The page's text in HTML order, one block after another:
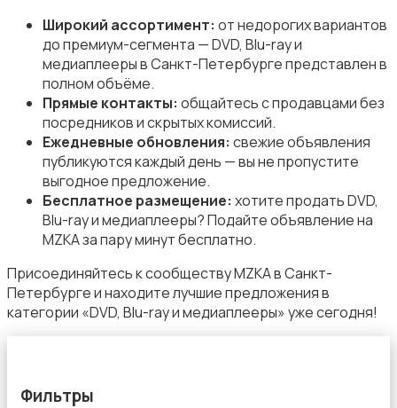
Микрофоны
Аксессуары
Широкий ассортимент: от недорогих вариантов
до премиум-сегмента — DVD, Blu-ray и
медиаплееры в Санкт-Петербурге представлен в
полном объёме.
Прямые контакты: общайтесь с продавцами без
посредников и скрытых комиссий.
Ежедневные обновления: свежие объявления
публикуются каждый день — вы не пропустите
выгодное предложение.
Бесплатное размещение: хотите продать DVD,
Blu-ray и медиаплееры? Подайте объявление на
MZKA за пару минут бесплатно.
Присоединяйтесь к сообществу MZKA в Санкт-
Петербурге и находите лучшие предложения в
категории «DVD, Blu-ray и медиаплееры» уже сегодня!
Фильтры